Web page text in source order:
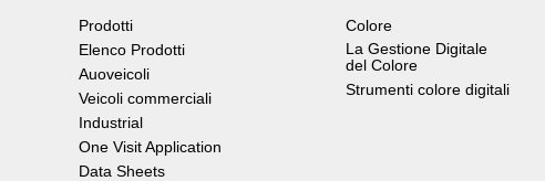
Prodotti
Elenco Prodotti
Auoveicoli
Veicoli commerciali
Industrial
One Visit Application
Data Sheets
Colore
La Gestione Digitale
del Colore
Strumenti colore digitali